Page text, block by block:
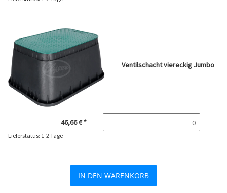
Ventilschacht viereckig Jumbo
46,66 €*
Lieferstatus: 1-2 Tage
IN DEN WARENKORB